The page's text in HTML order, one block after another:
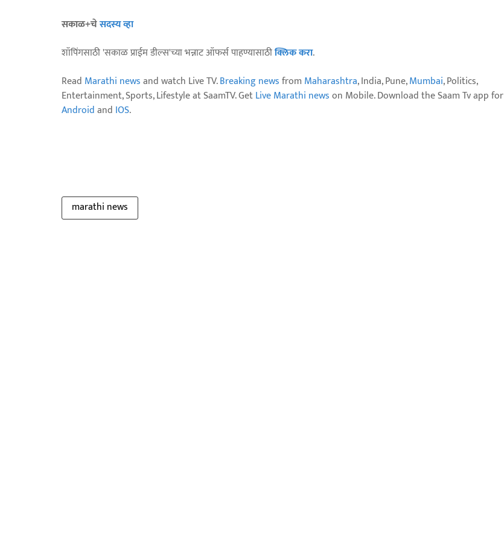
सकाळ+चेसदस्य व्हा
शॉपिंगसाठी 'सकाळ प्राईम डील्स'च्या भन्नाट ऑफर्स पाहण्यासाठीक्लिक करा.
Read Marathi newsand watch Live TV.Breaking newsfrom Maharashtra, India, Pune,Mumbai, Politics,
Entertainment, Sports, Lifestyle at SaamTV. GetLive Marathi newson Mobile. Download the Saam Tv app for
Androidand IOS.
marathi news